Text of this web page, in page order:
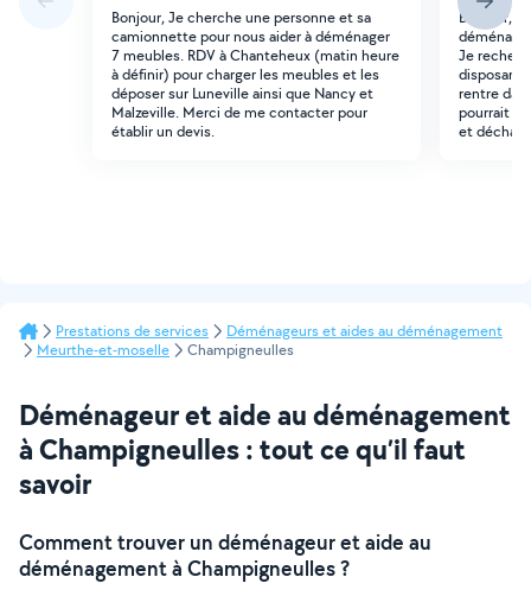
Bonjour, Je cherche une personne et sa
camionnette pour nous aider à déménager
7 meubles. RDV à Chanteheux (matin heure
à définir) pour charger les meubles et les
déposer sur Luneville ainsi que Nancy et
Malzeville. Merci de me contacter pour
établir un devis.
Bonjour,
Je
disposant
rentre
pourrait
et
Prestations de services
Déménageurs et aides au déménagement
Meurthe-et-moselle
Champigneulles
Déménageur et aide au déménagement
à Champigneulles : tout ce qu’il faut
savoir
Comment trouver un déménageur et aide au
déménagement à Champigneulles ?